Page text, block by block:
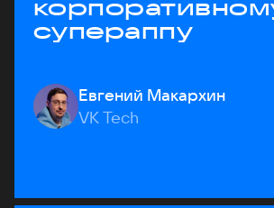
супераппу
Евгений Макархин
VK Tech